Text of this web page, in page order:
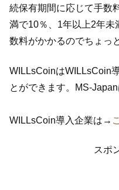
続保有期間に応じて手数
満で10％、1年以上2年未
数料がかかるのでちょっ
WILLsCoinはWILLsCoin
とができます。MS-
WILLsCoin導入企業は→
スポ